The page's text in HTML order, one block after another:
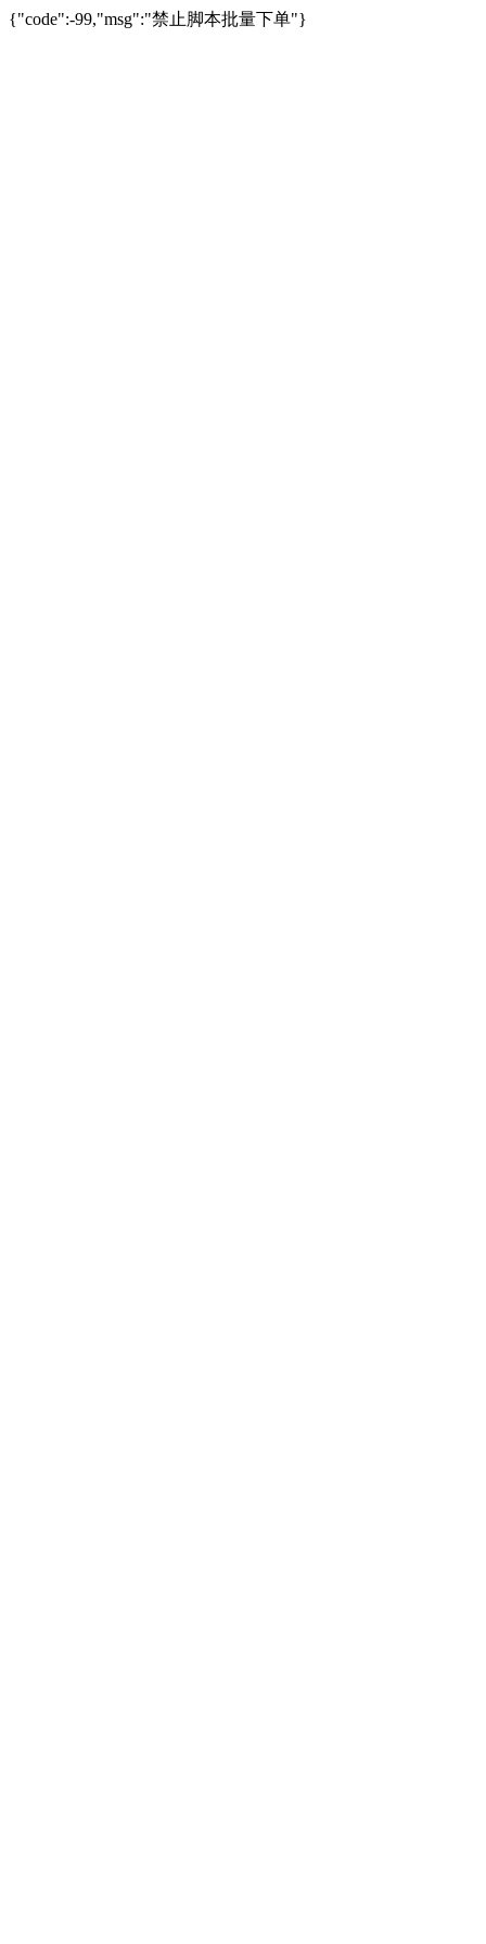
{"code":-99,"msg":"禁止脚本批量下单"}